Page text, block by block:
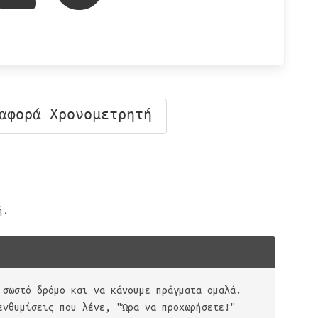
Χρονομετρητή
δρόμο και να κάνουμε πράγματα ομαλά.
που λένε, "Ώρα να προχωρήσετε!"